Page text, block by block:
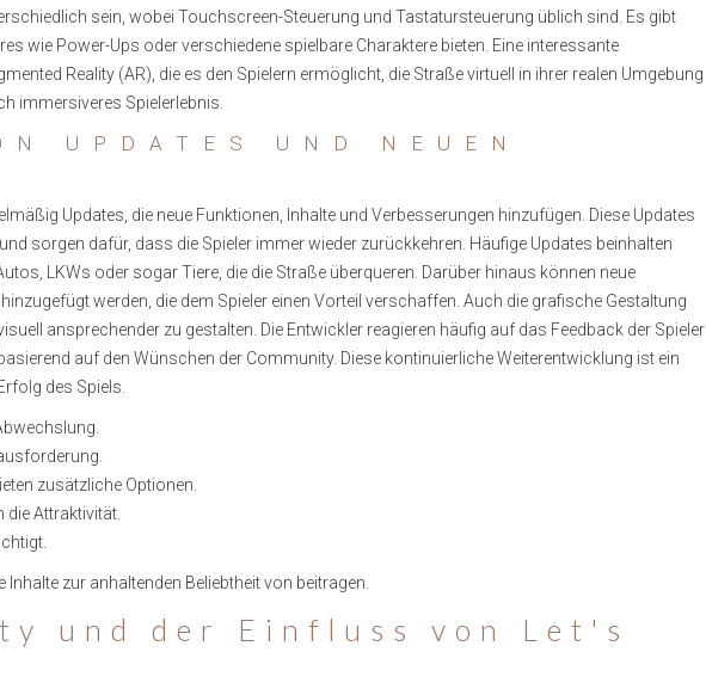
sein, wobei Touchscreen-Steuerung und Tastatursteuerung üblich sind. Es gibt
wie Power-Ups oder verschiedene spielbare Charaktere bieten. Eine interessante
Reality (AR), die es den Spielern ermöglicht, die Straße virtuell in ihrer realen Umgebung
immersiveres Spielerlebnis.
UPDATES UND NEUEN
Updates, die neue Funktionen, Inhalte und Verbesserungen hinzufügen. Diese Updates
sorgen dafür, dass die Spieler immer wieder zurückkehren. Häufige Updates beinhalten
LKWs oder sogar Tiere, die die Straße überqueren. Darüber hinaus können neue
werden, die dem Spieler einen Vorteil verschaffen. Auch die grafische Gestaltung
ansprechender zu gestalten. Die Entwickler reagieren häufig auf das Feedback der Spieler
auf den Wünschen der Community. Diese kontinuierliche Weiterentwicklung ist ein
des Spiels.
zusätzliche Optionen.
die Attraktivität.
Inhalte zur anhaltenden Beliebtheit von beitragen.
und der Einfluss von Let's